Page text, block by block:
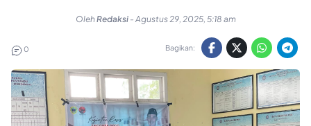
OlehRedaksi - Agustus 29, 2025, 5:18 am
0 Bagikan: